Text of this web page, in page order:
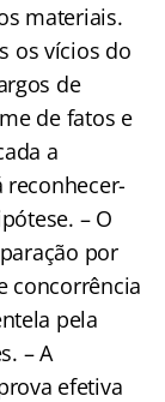
materiais.
os vícios do
de
de fatos e
a
reconhecer-
– O
por
concorrência
pela
– A
efetiva